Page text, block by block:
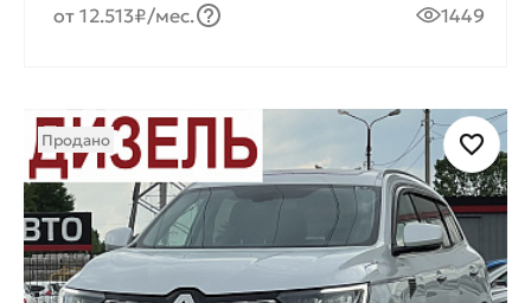
от 12.513₽/мес. 1449
Продано